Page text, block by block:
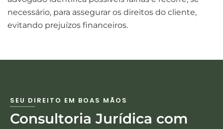
necessário, para assegurar os direitos do cliente,
evitando prejuízos financeiros.
SEU DIREITO EM BOAS MÃOS
Consultoria Jurídica com